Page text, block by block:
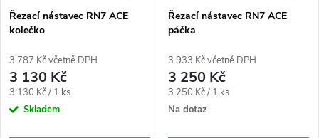
Řezací nástavec RN7 ACE
kolečko
3 787 Kč včetně DPH
3 130 Kč
Měrná
cena:
3 130 Kč / 1 ks
Skladem
Řezací nástavec RN7 ACE
páčka
3 933 Kč včetně DPH
3 250 Kč
Měrná
cena:
3 250 Kč / 1 ks
Na dotaz